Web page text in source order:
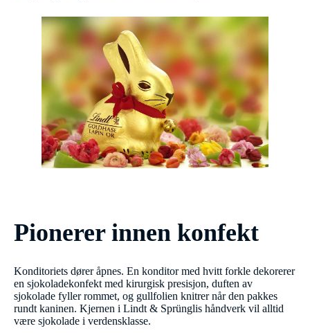
Pionerer innen konfekt
Konditoriets dører åpnes. En konditor med hvitt forkle dekorerer
en sjokoladekonfekt med kirurgisk presisjon, duften av
sjokolade fyller rommet, og gullfolien knitrer når den pakkes
rundt kaninen. Kjernen i Lindt & Sprünglis håndverk vil alltid
være sjokolade i verdensklasse.